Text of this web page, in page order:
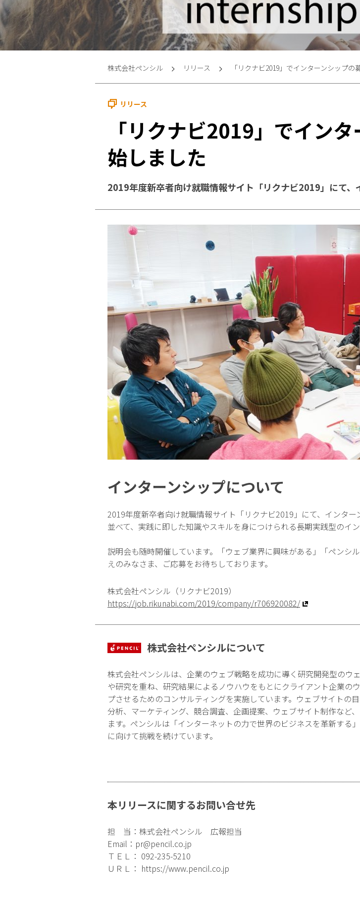
株式会社ペンシル リリース 「リクナビ2019」でインターンシップの
リリース
「リクナビ2019」でイン
始しました
2019年度新卒者向け就職情報サイト「リクナビ2019」にて、
インターンシップについて
2019年度新卒者向け就職情報サイト「リクナビ2019」にて、インタ
並べて、実践に即した知識やスキルを身につけられる長期実践型のイン
説明会も随時開催しています。「ウェブ業界に興味がある」「ペンシ
えのみなさま、ご応募をお待ちしております。
株式会社ペンシル（リクナビ2019）
https://job.rikunabi.com/2019/company/r706920082/
株式会社ペンシルについて
株式会社ペンシルは、企業のウェブ戦略を成功に導く研究開発型のウ
や研究を重ね、研究結果によるノウハウをもとにクライアント企業の
プさせるためのコンサルティングを実施しています。ウェブサイトの
分析、マーケティング、競合調査、企画提案、ウェブサイト制作など
ます。ペンシルは「インターネットの力で世界のビジネスを革新する
に向けて挑戦を続けています。
本リリースに関するお問い合せ先
担 当：株式会社ペンシル 広報担当
Email： pr@pencil.co.jp
ＴＥＬ： 092-235-5210
ＵＲＬ： https://www.pencil.co.jp